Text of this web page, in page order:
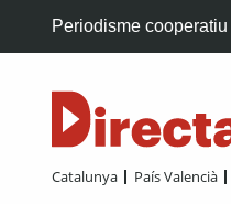
Periodisme
Catalunya País Valencià